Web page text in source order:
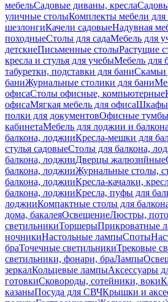
мебельСадовые диваны, кресла
уличные столыКомплекты мебели для
шезлонгиКачели садовыеНадувная
походныеСтолы для садаМебель для
детскиеПисьменные столыРастущие
кресла и стулья для учебыМебель для
табуретки, подставки для баниСкамьи
баниЖурнальные столики для бани
офисаСтолы офисные, компьютерные
офисаМягкая мебель для офисаШкафы
полки для документовОфисные тумбы
кабинетаМебель для лоджии и балкона
балкона, лоджииКресла-мешки для
стулья садовыеСтолы для балкона,
балкона, лоджииДверцы жалюзийные
балкона, лоджииЖурнальные столы,
балкона, лоджииКресла-качалки,
балкона, лоджииКресла, пуфы для
лоджииКомпактные столы для
дома, бакалеяОсвещениеЛюстры,
светильникиТоршерыПрикроватные
ночникиНастольные лампыСпоты
браТочечные светильникиТрековые
светильники, фонари, браЛампы
зеркалКольцевые лампыАксессуары
готовкиСковороды, сотейники, воки
казаныПосуда для СВЧКрышки и